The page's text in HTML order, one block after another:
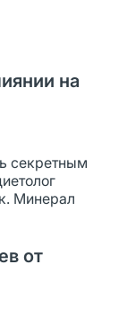
на
секретным
Минерал
от